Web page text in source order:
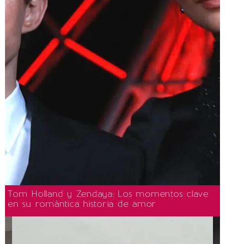
Tom Holland y Zendaya: Los momentos clave
en su romántica historia de amor